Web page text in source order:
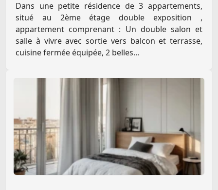
Dans une petite résidence de 3 appartements,
situé au 2ème étage double exposition ,
appartement comprenant : Un double salon et
salle à vivre avec sortie vers balcon et terrasse,
cuisine fermée équipée, 2 belles...